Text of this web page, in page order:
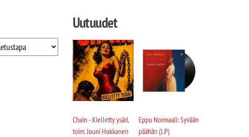
Uutuudet
Chain - Kielletty ysäri,
toim. Jouni Hokkanen
Eppu Normaali: Syvään
päähän (LP)